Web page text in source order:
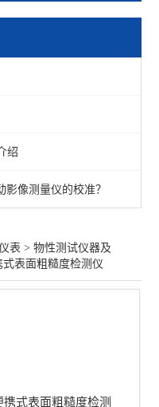
绍
像测量仪的校准？
表 >物性测试仪器及
表面粗糙度检测仪